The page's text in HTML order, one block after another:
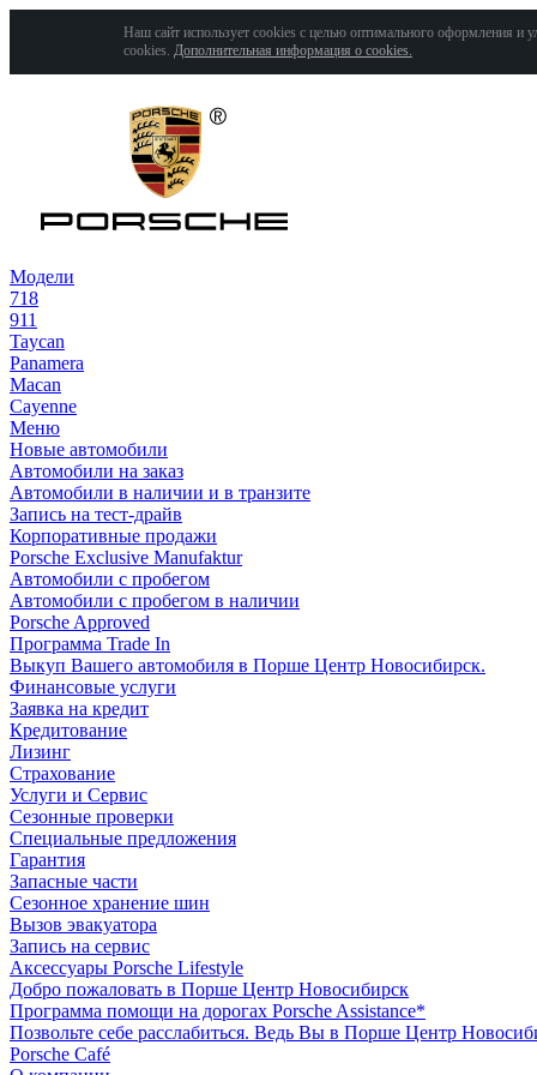
Наш сайт использует cookies с целью оптимального оформления и
cookies. Дополнительная информация о cookies.
Модели
718
911
Taycan
Panamera
Macan
Cayenne
Меню
Новые автомобили
Автомобили на заказ
Автомобили в наличии и в транзите
Запись на тест-драйв
Корпоративные продажи
Porsche Exclusive Manufaktur
Автомобили с пробегом
Автомобили с пробегом в наличии
Porsche Approved
Программа Trade In
Выкуп Вашего автомобиля в Порше Центр Новосибирск.
Финансовые услуги
Заявка на кредит
Кредитование
Лизинг
Страхование
Услуги и Сервис
Сезонные проверки
Специальные предложения
Гарантия
Запасные части
Сезонное хранение шин
Вызов эвакуатора
Запись на сервис
Аксессуары Porsche Lifestyle
Добро пожаловать в Порше Центр Новосибирск
Программа помощи на дорогах Porsche Assistance*
Позвольте себе расслабиться. Ведь Вы в Порше Центр
Porsche Café